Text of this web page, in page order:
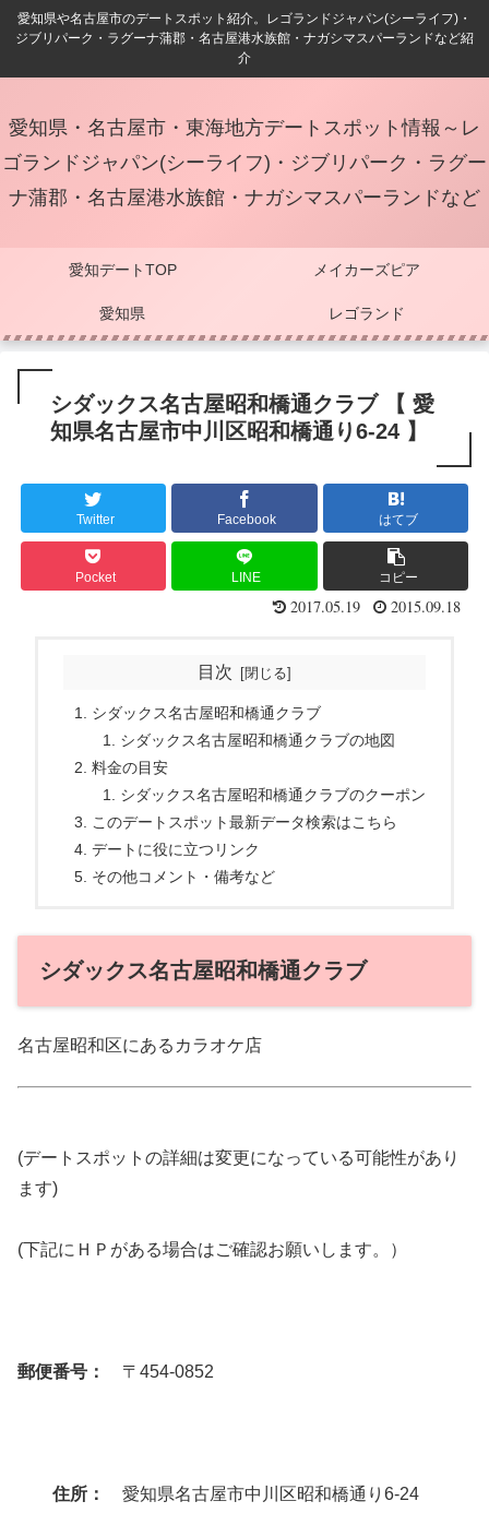
愛知県や名古屋市のデートスポット紹介。レゴランドジャパン(シーライフ)・
ジブリパーク・ラグーナ蒲郡・名古屋港水族館・ナガシマスパーランドなど紹
介
愛知県・名古屋市・東海地方デートスポット情報～レ
ゴランドジャパン(シーライフ)・ジブリパーク・ラグー
ナ蒲郡・名古屋港水族館・ナガシマスパーランドなど
愛知デートTOP メイカーズピア
愛知県 レゴランド
シダックス名古屋昭和橋通クラブ 【 愛
知県名古屋市中川区昭和橋通り6-24 】
Twitter Facebook はてブ
Pocket LINE コピー
2017.05.19 2015.09.18
目次
シダックス名古屋昭和橋通クラブ
シダックス名古屋昭和橋通クラブの地図
料金の目安
シダックス名古屋昭和橋通クラブのクーポン
このデートスポット最新データ検索はこちら
デートに役に立つリンク
その他コメント・備考など
シダックス名古屋昭和橋通クラブ
名古屋昭和区にあるカラオケ店
(デートスポットの詳細は変更になっている可能性があり
ます)
(下記にＨＰがある場合はご確認お願いします。）
郵便番号： 〒454-0852
住所： 愛知県名古屋市中川区昭和橋通り6-24